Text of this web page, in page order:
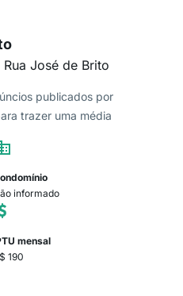
José de Brito
publicados por
trazer uma média
informado
mensal
190